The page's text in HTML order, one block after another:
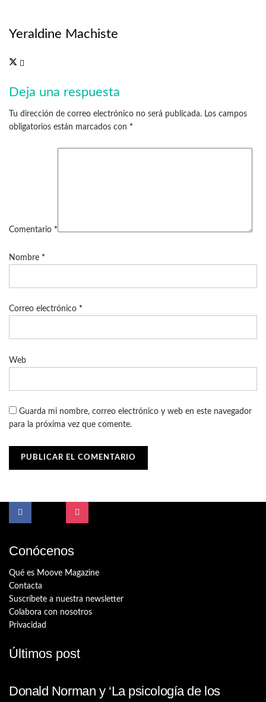
Yeraldine Machiste
Deja una respuesta
Tu dirección de correo electrónico no será publicada. Los campos
obligatorios están marcados con *
Comentario *
Nombre *
Correo electrónico *
Web
Guarda mi nombre, correo electrónico y web en este navegador
para la próxima vez que comente.
Conócenos
Qué es Moove Magazine
Contacta
Suscríbete a nuestra newsletter
Colabora con nosotros
Privacidad
Últimos post
Donald Norman y ‘La psicología de los